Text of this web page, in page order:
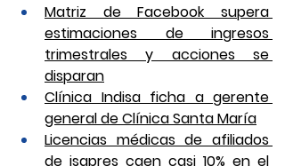
Matriz de Facebook supera
estimaciones de ingresos
trimestrales y acciones se
disparan
Clínica Indisa ficha a gerente
general de Clínica Santa María
Licencias médicas de afiliados
de isapres caen casi 10% en el